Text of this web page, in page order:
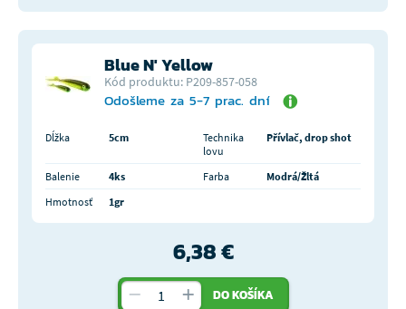
Blue N' Yellow
Kód produktu: P209-857-058
Odošleme za 5-7 prac. dní
Dĺžka 5cm
Technika
lovu
Přívlač, drop shot
Balenie 4ks Farba
Modrá/Žltá
Hmotnosť
1gr
6,38 €
DO KOŠÍKA